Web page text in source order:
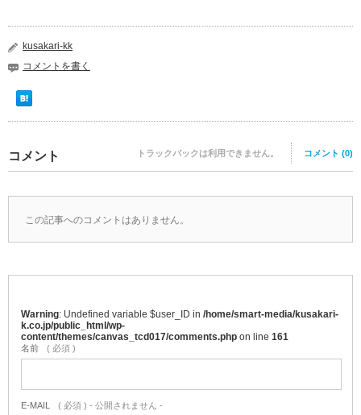
kusakari-kk
コメントを書く
コメント トラックバックは利用できません。 コメント (0)
この記事へのコメントはありません。
Warning : Undefined variable $user_ID in /home/smart-media/kusakari-
k.co.jp/public_html/wp-
content/themes/canvas_tcd017/comments.php on line 161
名前 ( 必須 )
E-MAIL ( 必須 ) - 公開されません -